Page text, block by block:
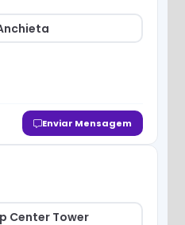
Enviar Mensagem
Center Tower